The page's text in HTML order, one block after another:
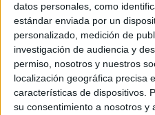
datos personales, como
estándar enviada por un
personalizado, medición de
investigación de audiencia y
permiso, nosotros y nuestros
localización geográfica precisa
características de dispositivos.
su consentimiento a nosotros y
CALENDARIO A
DECORAR TU
Publicado el 16 agosto, 2023
CALENDARIO A TODO
CLASE CURSO 2023-